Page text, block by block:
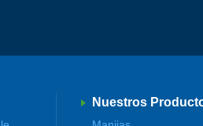
Nuestros